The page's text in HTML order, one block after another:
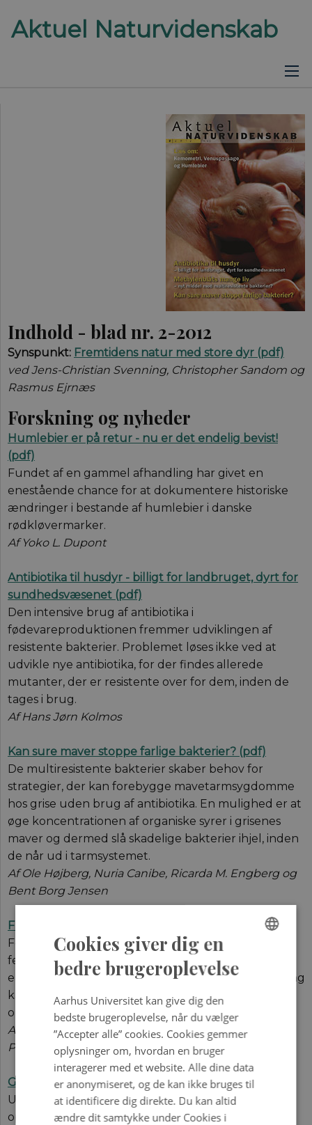
Indhold - blad nr. 2-2012
Synspunkt: Fremtidens natur med store dyr (pdf)
ved Jens-Christian Svenning, Christopher Sandom og
Rasmus Ejrnæs
Forskning og nyheder
Humlebier er på retur - nu er det endelig bevist!
(pdf)
Fundet af en gammel afhandling har givet en
enestående chance for at dokumentere historiske
ændringer i bestande af humlebier i danske
rødkløvermarker.
Af Yoko L. Dupont
Antibiotika til husdyr - billigt for landbruget, dyrt for
sundhedsvæsenet (pdf)
Den intensive brug af antibiotika i
fødevareproduktionen fremmer udviklingen af
resistente bakterier. Problemet løses ikke ved at
udvikle nye antibiotika, for der findes allerede
mutanter, der er resistente over for dem, inden de
tages i brug.
Af Hans Jørn Kolmos
Kan sure maver stoppe farlige bakterier? (pdf)
De multiresistente bakterier skaber behov for
strategier, der kan forebygge mavetarmsygdomme
hos grise uden brug af antibiotika. En mulighed er at
øge koncentrationen af organiske syrer i grisenes
maver og dermed slå skadelige bakterier ihjel, inden
de når ud i tarmsystemet.
Af Ole Højberg, Nuria Canibe, Ricarda M. Engberg og
Bent Borg Jensen
Flip i cellemembranen (pdf)
Forskellen på fordelingen af forskellige
fedtmolekyler i cellemembranens ydre og indre lag
er afgørende for membranens funktion. Ny forskning
kaster lys over, hvordan denne asymmetri
opretholdes.
Af Anna Lindeløv Vestergaard, Bente Vilsen og Jens
Peter Andersen
Genvejen til friske blomster (pdf)
Udvikling af logistik-software til planlægning af
optimale fragtruter er en forskningsmæssig
Cookies giver dig en
bedre brugeroplevelse
Aarhus Universitet kan give dig den
bedste brugeroplevelse, når du vælger
”Accepter alle” cookies. Cookies gemmer
oplysninger om, hvordan en bruger
interagerer med et website. Alle dine data
er anonymiseret, og de kan ikke bruges til
at identificere dig direkte. Du kan altid
ændre dit samtykke under Cookies i